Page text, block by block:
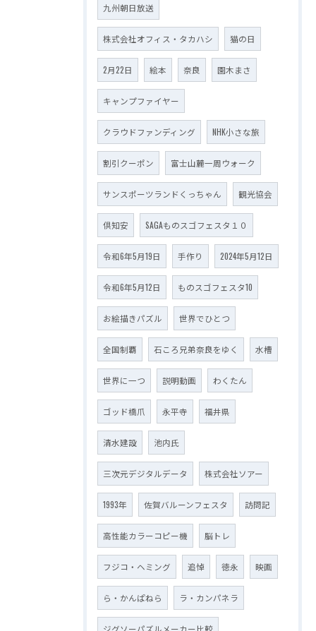
九州朝日放送
株式会社オフィス・タカハシ 猫の日
2月22日 絵本 奈良 園木まさ
キャンプファイヤー
クラウドファンディング NHK小さな旅
割引クーポン 富士山麓一周ウォーク
サンスポーツランドくっちゃん 観光協会
倶知安 SAGAものスゴフェスタ１０
令和6年5月19日 手作り 2024年5月12日
令和6年5月12日 ものスゴフェスタ10
お絵描きパズル 世界でひとつ
全国制覇 石ころ兄弟奈良をゆく 水槽
世界に一つ 説明動画 わくたん
ゴッド橋爪 永平寺 福井県
清水建設 池内氏
三次元デジタルデータ 株式会社ソアー
1993年 佐賀バルーンフェスタ 訪問記
高性能カラーコピー機 脳トレ
フジコ・ヘミング 追悼 徳永 映画
ら・かんぱねら ラ・カンパネラ
ジグソーパズルメーカー比較